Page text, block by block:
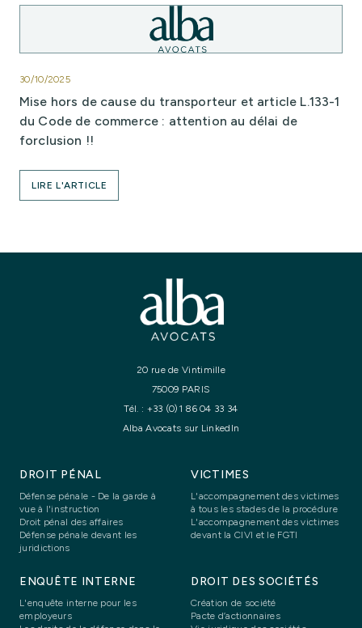
30/10/2025
Mise hors de cause du transporteur et article L.133-1
du Code de commerce : attention au délai de
forclusion !!
LIRE L'ARTICLE
20 rue de Vintimille
75009 PARIS
Tél. : +33 (0)1 86 04 33 34
Alba Avocats sur LinkedIn
DROIT PÉNAL
Défense pénale - De la garde à
vue à l'instruction
Droit pénal des affaires
Défense pénale devant les
juridictions
VICTIMES
L'accompagnement des victimes
à tous les stades de la procédure
L'accompagnement des victimes
devant la CIVI et le FGTI
ENQUÊTE INTERNE
L'enquête interne pour les
employeurs
DROIT DES SOCIÉTÉS
Création de société
Pacte d’actionnaires